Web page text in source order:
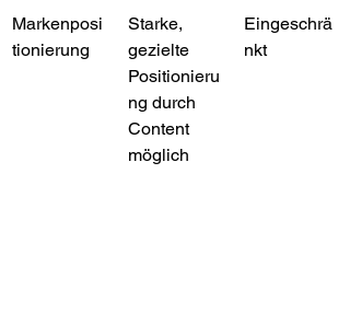
Markenposi
tionierung
Starke,
gezielte
Positionieru
ng durch
Content
möglich
Eingeschrä
nkt